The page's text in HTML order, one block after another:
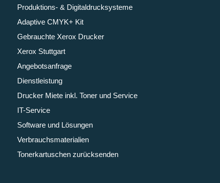
Produktions- & Digitaldrucksysteme
Adaptive CMYK+ Kit
Gebrauchte Xerox Drucker
Xerox Stuttgart
Angebotsanfrage
Dienstleistung
Drucker Miete inkl. Toner und Service
IT-Service
Software und Lösungen
Verbrauchsmaterialien
Tonerkartuschen zurücksenden